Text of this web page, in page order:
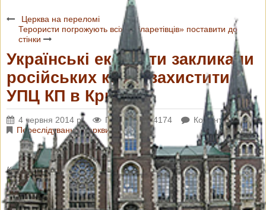
Церква на переломі
Терористи погрожують всіх «філаретівців» поставити до
стінки
Українські експерти закликали
російських колег захистити
УПЦ КП в Криму
4 червня 2014 р. Переглядів: 4174
Коментарі: 0
Переслідування Церкви
КИЇВ– Українські експерти та правозахисники закликали своїх
російських колег рішуче втрутитися і "зупинити свавілля і
сповзання ситуації у сфері свободи совісті в Криму до
найогидніших зразків давно минулих сторіч".